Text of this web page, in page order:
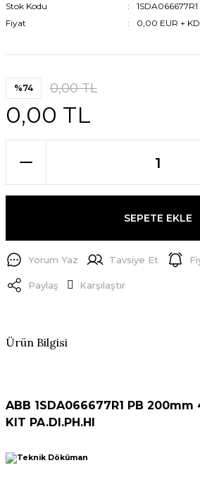
Stok Kodu
1SDA066677R1
Fiyat
0,00 EUR +
%74 0,00 TL
0,00 TL
SEPETE EKLE
Yorum Yaz Tavsiye Et
Paylaş Karşılaştır
Ürün Bilgisi
ABB 1SDA066677R1 PB
KIT PA.DI.PH.HI